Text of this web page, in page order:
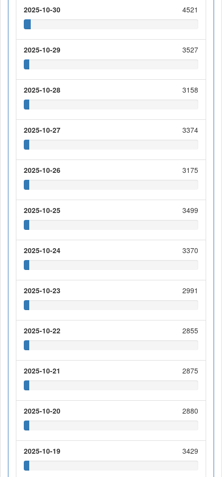
2025-10-30 4521
2025-10-29 3527
2025-10-28 3158
2025-10-27 3374
2025-10-26 3175
2025-10-25 3499
2025-10-24 3370
2025-10-23 2991
2025-10-22 2855
2025-10-21 2875
2025-10-20 2880
2025-10-19 3429